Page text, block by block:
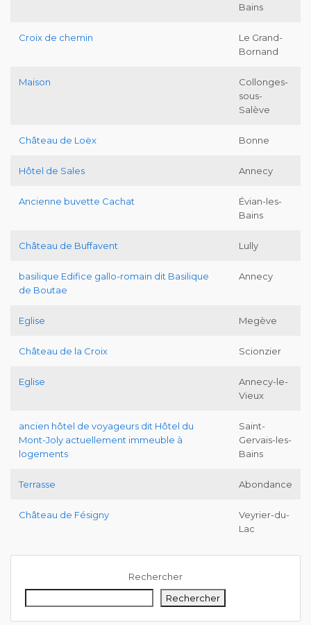
Bains
Croix de chemin
Le Grand-
Bornand
Maison
Collonges-
sous-
Salève
Château de Loëx Bonne
Hôtel de Sales Annecy
Ancienne buvette Cachat
Évian-les-
Bains
Château de Buffavent Lully
basilique Edifice gallo-romain dit Basilique
de Boutae
Annecy
Eglise Megève
Château de la Croix Scionzier
Eglise
Annecy-le-
Vieux
ancien hôtel de voyageurs dit Hôtel du
Mont-Joly actuellement immeuble à
logements
Saint-
Gervais-les-
Bains
Terrasse Abondance
Château de Fésigny
Veyrier-du-
Lac
Rechercher
Rechercher